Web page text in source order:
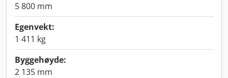
5 800 mm
Egenvekt:
1 411 kg
Byggehøyde:
2 135 mm